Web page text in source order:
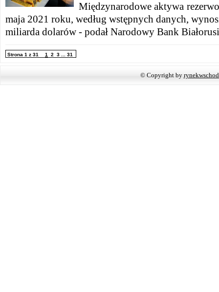
Międzynarodowe aktywa
maja 2021 roku, według wstępnych danych,
miliarda dolarów - podał Narodowy Bank
Strona 1 z 31 1 2 3 ... 31
© Copyright by